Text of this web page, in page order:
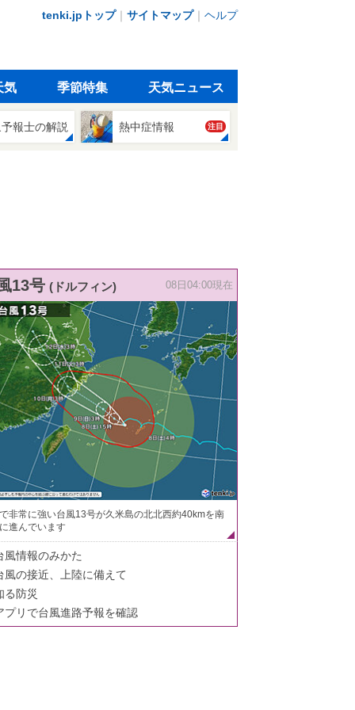
tenki.jpトップ｜ サイトマップ｜ ヘルプ
気 季節特集 天気ニュース
報士の解説 熱中症情報 注目
13号 (ドルフィン) 08日04:00現在
非常に強い台風13号が久米島の北北西約40kmを南
進んでいます
風情報のみかた
風の接近、上陸に備えて
る防災
プリで台風進路予報を確認